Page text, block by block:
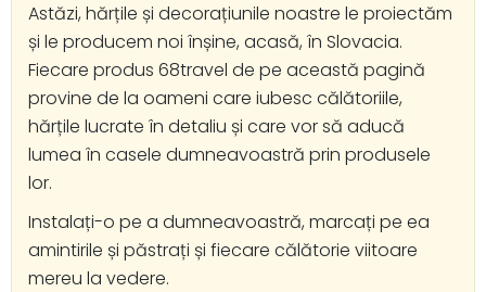
Astăzi, hărțile și decorațiunile noastre le proiectăm
și le producem noi înșine, acasă, în Slovacia.
Fiecare produs 68travel de pe această pagină
provine de la oameni care iubesc călătoriile,
hărțile lucrate în detaliu și care vor să aducă
lumea în casele dumneavoastră prin produsele
lor.
Instalați-o pe a dumneavoastră, marcați pe ea
amintirile și păstrați și fiecare călătorie viitoare
mereu la vedere.